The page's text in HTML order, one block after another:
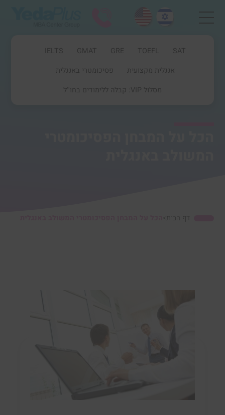
SAT
TOEFL
GRE
GMAT
IELTS
אנגלית מקצועית
פסיכומטרי באנגלית
מסלול VIP: קבלה ללימודים בחו''ל
דף הבית >